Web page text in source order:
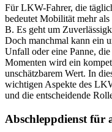
Für LKW-Fahrer, die
bedeutet Mobilität mehr
B. Es geht um
Doch manchmal kann ein
Unfall oder eine Panne,
Momenten wird ein
unschätzbarem Wert. In
wichtigen Aspekte des
und die entscheidende
Abschleppdienst für